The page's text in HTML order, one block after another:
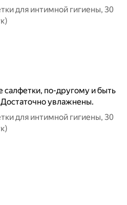
для интимной гигиены, 30
салфетки, по-другому и быть
Достаточно увлажнены.
для интимной гигиены, 30